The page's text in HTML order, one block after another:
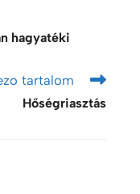
hagyatéki
tartalom
Hőségriasztás